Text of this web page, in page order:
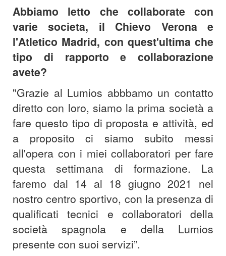
Abbiamo letto che collaborate con
varie societa, il Chievo Verona e
l'Atletico Madrid, con quest'ultima che
tipo di rapporto e collaborazione
avete?
"Grazie al Lumios abbbamo un contatto
diretto con loro, siamo la prima società a
fare questo tipo di proposta e attività, ed
a proposito ci siamo subito messi
all'opera con i miei collaboratori per fare
questa settimana di formazione. La
faremo dal 14 al 18 giugno 2021 nel
nostro centro sportivo, con la presenza di
qualificati tecnici e collaboratori della
società spagnola e della Lumios
presente con suoi servizi”.